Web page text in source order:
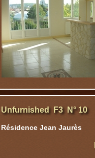
Unfurnished F3 N° 10
Résidence Jean Jaurès